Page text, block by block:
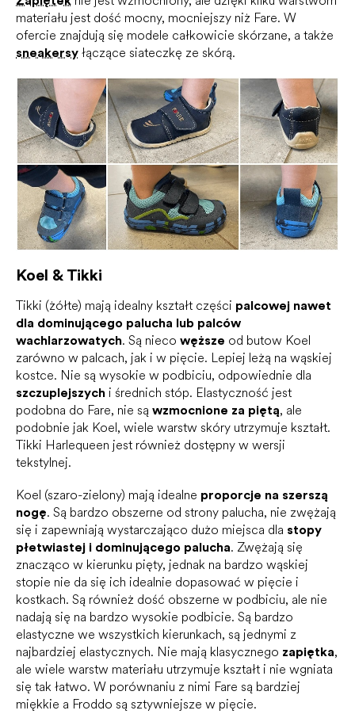
materiału jest dość mocny, mocniejszy niż Fare. W
ofercie znajdują się modele całkowicie skórzane, a także
sneakersy łączące siateczkę ze skórą.
Koel & Tikki
Tikki (żółte) mają idealny kształt części palcowej nawet
dla dominującego palucha lub palców
wachlarzowatych. Są nieco węższe od butow Koel
zarówno w palcach, jak i w pięcie. Lepiej leżą na wąskiej
kostce. Nie są wysokie w podbiciu, odpowiednie dla
szczuplejszych i średnich stóp. Elastyczność jest
podobna do Fare, nie są wzmocnione za piętą, ale
podobnie jak Koel, wiele warstw skóry utrzymuje kształt.
Tikki Harlequeen jest również dostępny w wersji
tekstylnej.
Koel (szaro-zielony) mają idealne proporcje na szerszą
nogę. Są bardzo obszerne od strony palucha, nie zwężają
się i zapewniają wystarczająco dużo miejsca dla stopy
płetwiastej i dominującego palucha. Zwężają się
znacząco w kierunku pięty, jednak na bardzo wąskiej
stopie nie da się ich idealnie dopasować w pięcie i
kostkach. Są również dość obszerne w podbiciu, ale nie
nadają się na bardzo wysokie podbicie. Są bardzo
elastyczne we wszystkich kierunkach, są jednymi z
najbardziej elastycznych. Nie mają klasycznego zapiętka,
ale wiele warstw materiału utrzymuje kształt i nie wgniata
się tak łatwo. W porównaniu z nimi Fare są bardziej
miękkie a Froddo są sztywniejsze w pięcie.